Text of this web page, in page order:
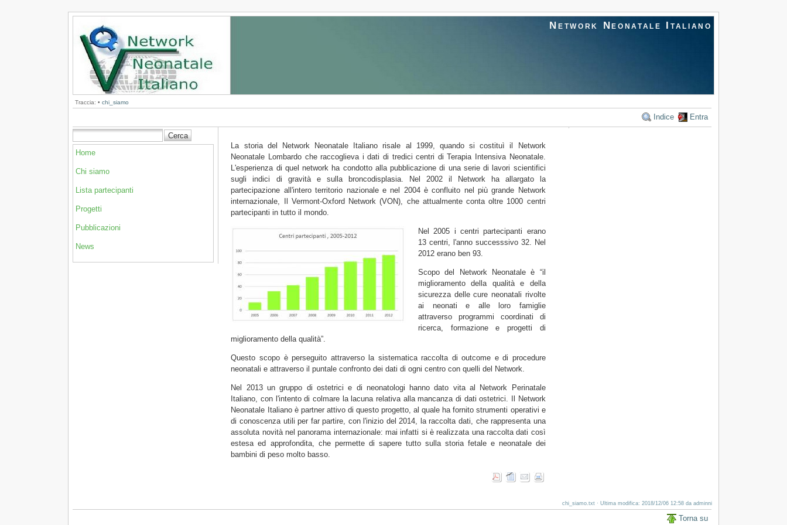
Network Neonatale Italiano
Traccia: • chi_siamo
Indice Entra
Home
Chi siamo
Lista partecipanti
Progetti
Pubblicazioni
News
La storia del Network Neonatale Italiano risale al 1999, quando si costituì il Network
Neonatale Lombardo che raccoglieva i dati di tredici centri di Terapia Intensiva Neonatale.
L'esperienza di quel network ha condotto alla pubblicazione di una serie di lavori scientifici
sugli indici di gravità e sulla broncodisplasia. Nel 2002 il Network ha allargato la
partecipazione all'intero territorio nazionale e nel 2004 è confluito nel più grande Network
internazionale, Il Vermont-Oxford Network (VON), che attualmente conta oltre 1000 centri
partecipanti in tutto il mondo.
Nel 2005 i centri partecipanti erano
13 centri, l'anno successsivo 32. Nel
2012 erano ben 93.
Scopo del Network Neonatale è “il
miglioramento della qualità e della
sicurezza delle cure neonatali rivolte
ai neonati e alle loro famiglie
attraverso programmi coordinati di
ricerca, formazione e progetti di
miglioramento della qualità”.
Questo scopo è perseguito attraverso la sistematica raccolta di outcome e di procedure
neonatali e attraverso il puntale confronto dei dati di ogni centro con quelli del Network.
Nel 2013 un gruppo di ostetrici e di neonatologi hanno dato vita al Network Perinatale
Italiano, con l'intento di colmare la lacuna relativa alla mancanza di dati ostetrici. Il Network
Neonatale Italiano è partner attivo di questo progetto, al quale ha fornito strumenti operativi e
di conoscenza utili per far partire, con l'inizio del 2014, la raccolta dati, che rappresenta una
assoluta novità nel panorama internazionale: mai infatti si è realizzata una raccolta dati così
estesa ed approfondita, che permette di sapere tutto sulla storia fetale e neonatale dei
bambini di peso molto basso.
chi_siamo.txt· Ultima modifica: 2018/12/06 12:58 da adminni
Torna su